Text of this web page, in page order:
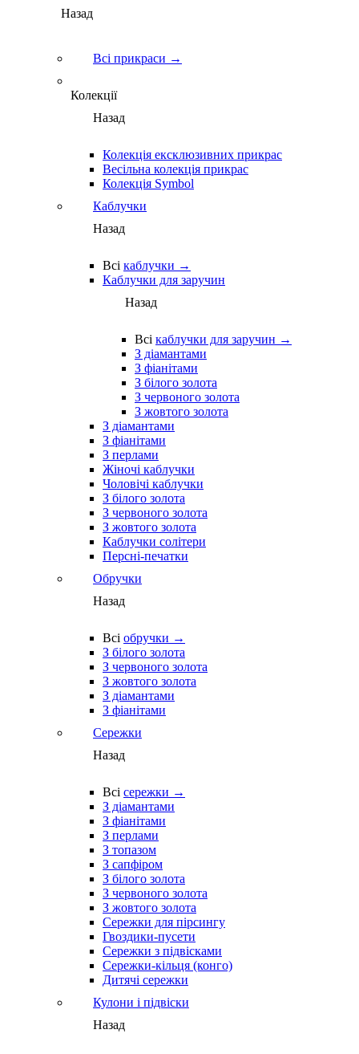
Назад
Всі прикраси →
Колекції
Назад
Колекція ексклюзивних прикрас
Весільна колекція прикрас
Колекція Symbol
Каблучки
Назад
Всі каблучки →
Каблучки для заручин
Назад
Всі каблучки для заручин →
З діамантами
З фіанітами
З білого золота
З червоного золота
З жовтого золота
З діамантами
З фіанітами
З перлами
Жіночі каблучки
Чоловічі каблучки
З білого золота
З червоного золота
З жовтого золота
Каблучки солітери
Персні-печатки
Обручки
Назад
Всі обручки →
З білого золота
З червоного золота
З жовтого золота
З діамантами
З фіанітами
Сережки
Назад
Всі сережки →
З діамантами
З фіанітами
З перлами
З топазом
З сапфіром
З білого золота
З червоного золота
З жовтого золота
Сережки для пірсингу
Гвоздики-пусети
Сережки з підвісками
Сережки-кільця (конго)
Дитячі сережки
Кулони і підвіски
Назад